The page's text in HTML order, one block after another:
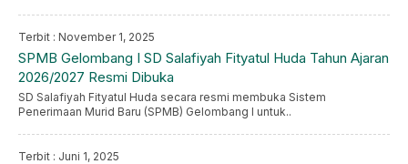
Terbit : November 1, 2025
SPMB Gelombang I SD Salafiyah Fityatul Huda Tahun Ajaran
2026/2027 Resmi Dibuka
SD Salafiyah Fityatul Huda secara resmi membuka Sistem
Penerimaan Murid Baru (SPMB) Gelombang I untuk..
Terbit : Juni 1, 2025